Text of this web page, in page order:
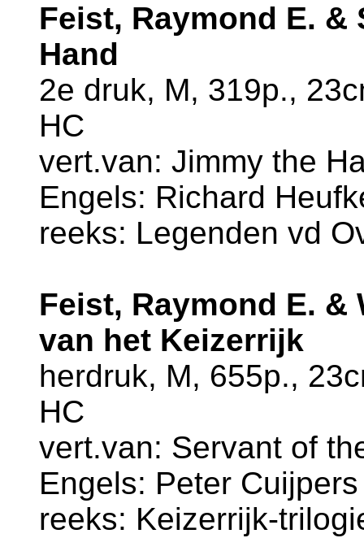
Feist, Raymond E. &
Hand
2e druk, M, 319p.,
HC
vert.van: Jimmy the
Engels: Richard
reeks: Legenden vd
Feist, Raymond E. &
van het Keizerrijk
herdruk, M, 655p.,
HC
vert.van: Servant of
Engels: Peter Cuijpers
reeks: Keizerrijk-